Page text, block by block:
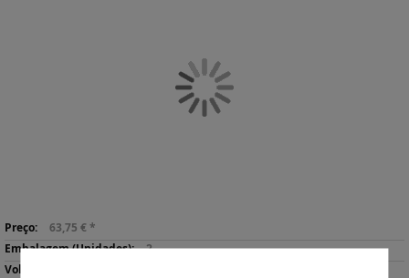
Mais
informação
63,75 € *
2
para
o